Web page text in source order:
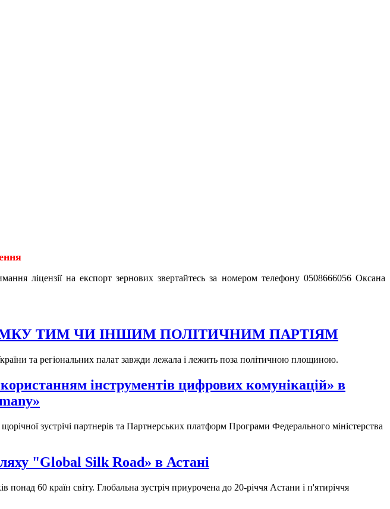
ліцензії на експорт зернових звертайтесь за номером телефону 0508666056 Оксана
ТИМ ЧИ ІНШИМ ПОЛІТИЧНИМ ПАРТІЯМ
та регіональних палат завжди лежала і лежить поза політичною площиною.
інструментів цифрових комунікацій» в
зустрічі партнерів та Партнерських платформ Програми Федерального міністерства
"Global Silk Road» в Астані
60 країн світу. Глобальна зустріч приурочена до 20-річчя Астани і п'ятиріччя